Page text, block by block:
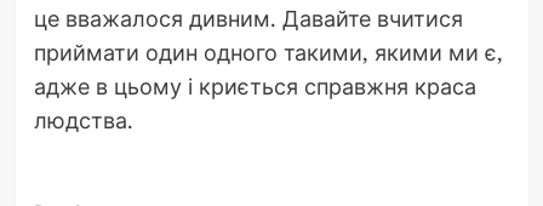
це вважалося дивним. Давайте вчитися
приймати один одного такими, якими ми є,
адже в цьому і криється справжня краса
людства.